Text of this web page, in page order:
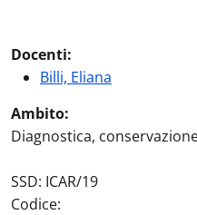
Docenti:
Billi, Eliana
Ambito:
Diagnostica,
SSD: ICAR/19
Codice: